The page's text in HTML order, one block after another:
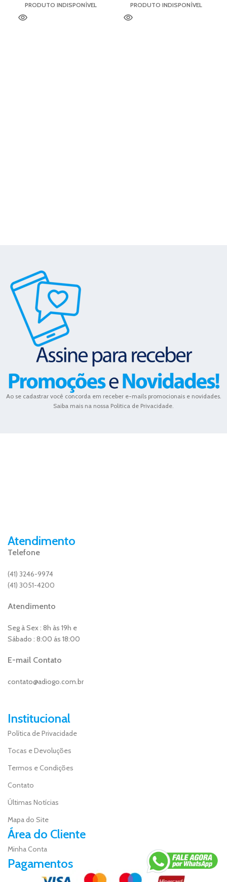
PRODUTO INDISPONÍVEL PRODUTO INDISPONÍVEL
Ao se cadastrar você concorda em receber e-mails promocionais e novidades.
Saiba mais na nossa Politica de Privacidade.
Atendimento
Telefone
(41) 3246-9974
(41) 3051-4200
Atendimento
Seg à Sex : 8h às 19h e
Sábado : 8:00 ás 18:00
E-mail Contato
contato@adiogo.com.br
Institucional
Política de Privacidade
Tocas e Devoluções
Termos e Condições
Contato
Últimas Notícias
Mapa do Site
Área do Cliente
Minha Conta
Pagamentos